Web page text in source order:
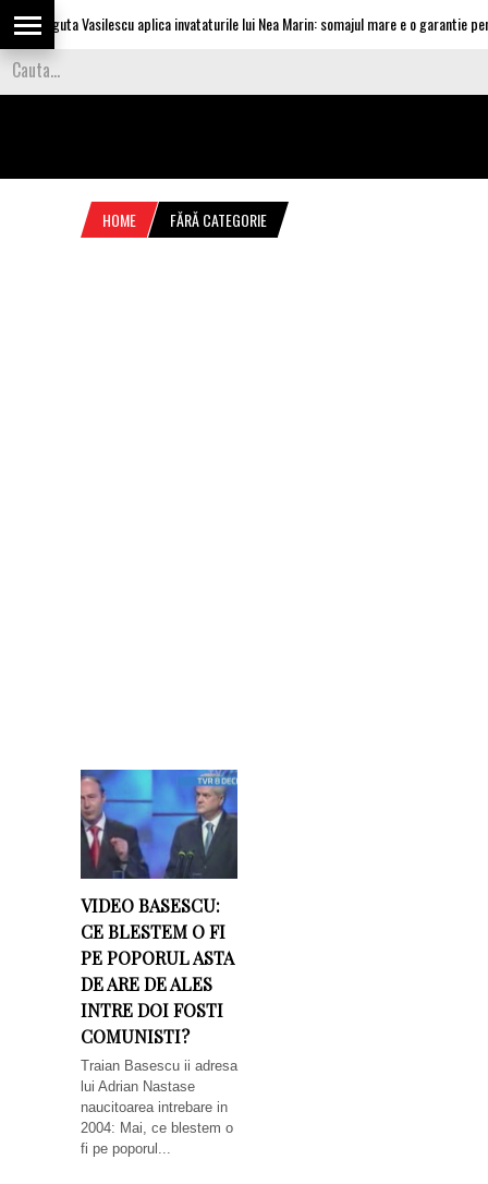
Olguta Vasilescu aplica invataturile lui Nea Marin: somajul mare e o garantie
HOME FĂRĂ CATEGORIE
VIDEO BASESCU:
CE BLESTEM O FI
PE POPORUL ASTA
DE ARE DE ALES
INTRE DOI FOSTI
COMUNISTI?
Traian Basescu ii adresa
lui Adrian Nastase
naucitoarea intrebare in
2004: Mai, ce blestem o
fi pe poporul...